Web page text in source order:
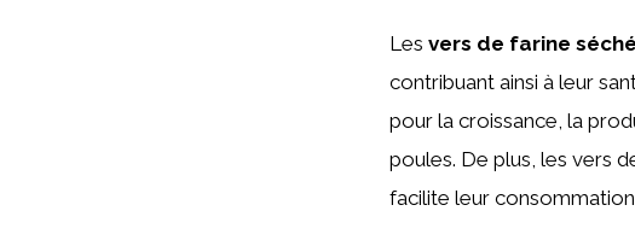
Les vers de farine
contribuant ainsi à leur
pour la croissance, la
poules. De plus, les vers
facilite leur